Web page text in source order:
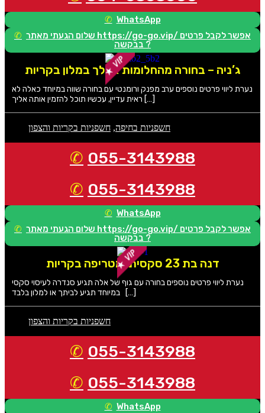
WhatsApp
שלום הגעתי מאתר https://go-go.vip/ אפשר לקבל פרטים
בבקשה ?
ג’ניה – בחורה מהחלומות אצלך במלון בקריות
נערת ליווי פרטים נוספים ערב מפנק ורומנטי עם בחורה שווה במיוחד כאלה לא
ראית עדיין, עכשיו תוכל להזמין אותה אליך […]
חשפניות בחיפה, חשפניות בקריות והצפון
055-3143988
055-3143988
WhatsApp
שלום הגעתי מאתר https://go-go.vip/ אפשר לקבל פרטים
בבקשה ?
דנה בת 23 סקסית ומטריפה בקריות
נערת ליווי פרטים נוספים בחורה עם גוף של אלה תגיע סנדרה לעיסוי סקסי
במיוחד תגיע לביתך או למלון בלבד […]
חשפניות בקריות והצפון
055-3143988
055-3143988
WhatsApp